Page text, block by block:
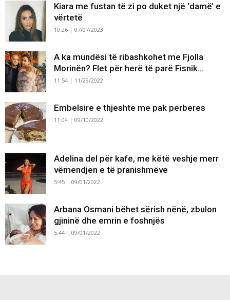
Kiara me fustan të zi po duket një ‘damë’ e
vërtetë
10:26 | 07/07/2023
A ka mundësi të ribashkohet me Fjolla
Morinën? Flet për herë të parë Fisnik...
11:54 | 11/29/2022
Embelsire e thjeshte me pak perberes
11:04 | 09/10/2022
Adelina del për kafe, me këtë veshje merr
vëmendjen e të pranishmëve
5:45 | 09/01/2022
Arbana Osmani bëhet sërish nënë, zbulon
gjininë dhe emrin e foshnjës
5:44 | 09/01/2022